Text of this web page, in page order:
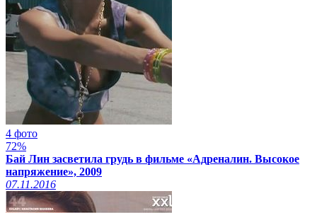
4 фото
72%
Бай Лин засветила грудь в фильме «Адреналин. Высокое
напряжение», 2009
07.11.2016